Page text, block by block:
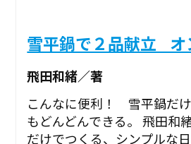
雪平鍋で２品献立 _
飛田和緒／著
こんなに便利！ 雪平鍋だ
もどんどんできる。 飛田和
だけでつくる、シンプルな